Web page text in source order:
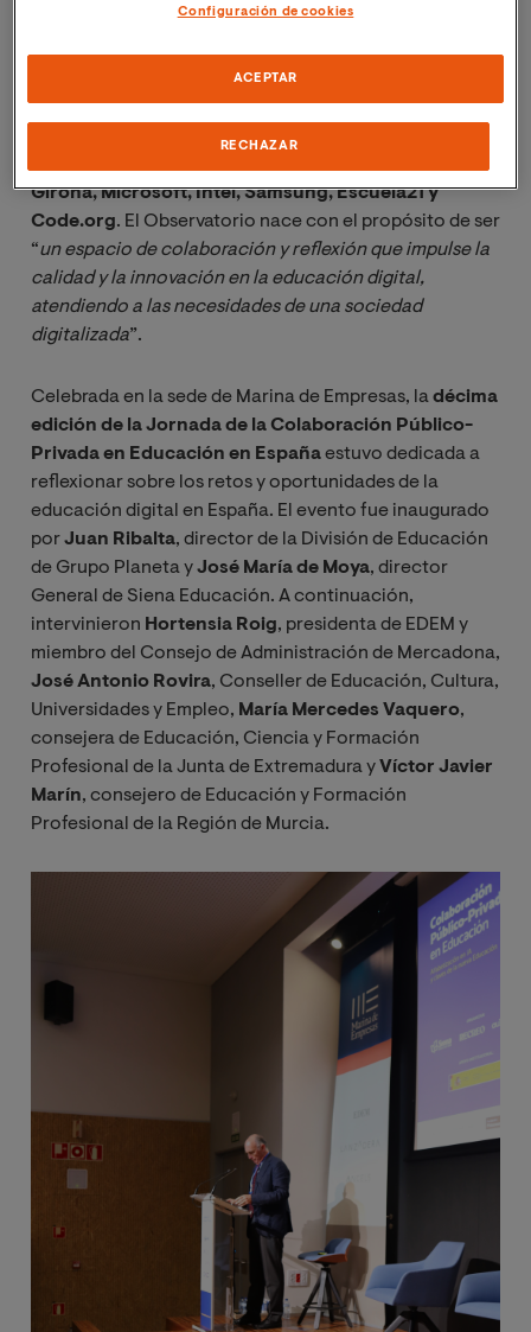
Público- Privada en Educación en España ha sido el
marco elegido para la presentación del Observatorio
Nacional de Educación Digital (ONED). Se trata de una
iniciativa surgida de la colaboración entre
la Universidad Internacional de
Girona, Microsoft, Intel, Samsung, Escuela21 y
Code.org. El Observatorio nace con el propósito de ser
“un espacio de colaboración y reflexión que impulse la
calidad y la innovación en la educación digital,
atendiendo a las necesidades de una sociedad
digitalizada”.
Celebrada en la sede de Marina de Empresas, ladécima
edición de la Jornada de la Colaboración Público-
Privada en Educación en Españaestuvo dedicada a
reflexionar sobre los retos y oportunidades de la
educación digital en España. El evento fue inaugurado
porJuan Ribalta, director de la División de Educación
de Grupo Planeta yJosé María de Moya, director
General de Siena Educación. A continuación,
intervinieron Hortensia Roig, presidenta de EDEM y
miembro del Consejo de Administración de Mercadona,
José Antonio Rovira, Conseller de Educación, Cultura,
Universidades y Empleo, María Mercedes Vaquero,
consejera de Educación, Ciencia y Formación
Profesional de la Junta de Extremadura yVíctor Javier
Marín, consejero de Educación y Formación
Profesional de la Región de Murcia.
Imagen
Configuración de cookies
RECHAZAR
ACEPTAR